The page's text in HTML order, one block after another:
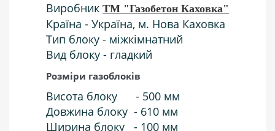
Виробник ТМ "Газобетон Каховка"
Країна - Україна, м. Нова Каховка
Тип блоку - міжкімнатний
Вид блоку - гладкий
Розміри газоблоків
Висота блоку - 500 мм
Довжина блоку - 610 мм
Ширина блоку - 100 мм